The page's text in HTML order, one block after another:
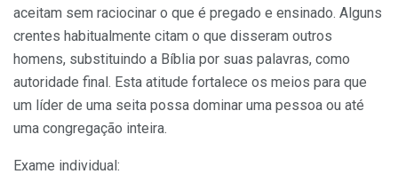
aceitam sem raciocinar o que é pregado e ensinado. Alguns
crentes habitualmente citam o que disseram outros
homens, substituindo a Bíblia por suas palavras, como
autoridade final. Esta atitude fortalece os meios para que
um líder de uma seita possa dominar uma pessoa ou até
uma congregação inteira.
Exame individual: